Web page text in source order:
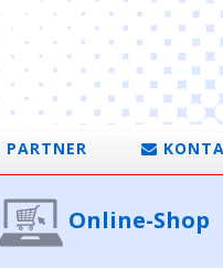
PARTNER
Online-Shop